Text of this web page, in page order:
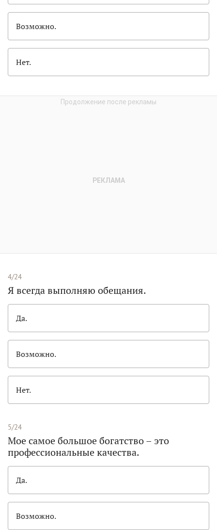
Возможно.
Нет.
4/24
Я всегда выполняю обещания.
Да.
Возможно.
Нет.
5/24
Мое самое большое богатство – это
профессиональные качества.
Да.
Возможно.